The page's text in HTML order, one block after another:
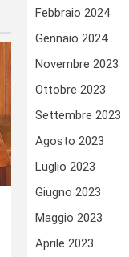
Febbraio 2024
Gennaio 2024
Novembre 2023
Ottobre 2023
Settembre 2023
Agosto 2023
Luglio 2023
Giugno 2023
Maggio 2023
Aprile 2023